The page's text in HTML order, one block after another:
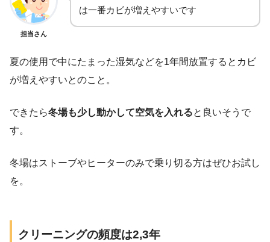
担当さん
は一番カビが増えやすいです
夏の使用で中にたまった湿気などを1年間放置するとカビ
が増えやすいとのこと。
できたら冬場も少し動かして空気を入れると良いそうで
す。
冬場はストーブやヒーターのみで乗り切る方はぜひお試し
を。
クリーニングの頻度は2,3年